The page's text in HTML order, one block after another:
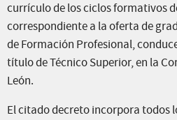
currículo de los ciclos formativos
correspondiente a la oferta de
de Formación Profesional,
título de Técnico Superior, en la
León.
El citado decreto incorpora todos